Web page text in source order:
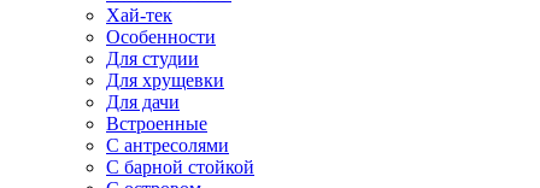
Хай-тек
Особенности
Для студии
Для хрущевки
Для дачи
Встроенные
С антресолями
С барной стойкой